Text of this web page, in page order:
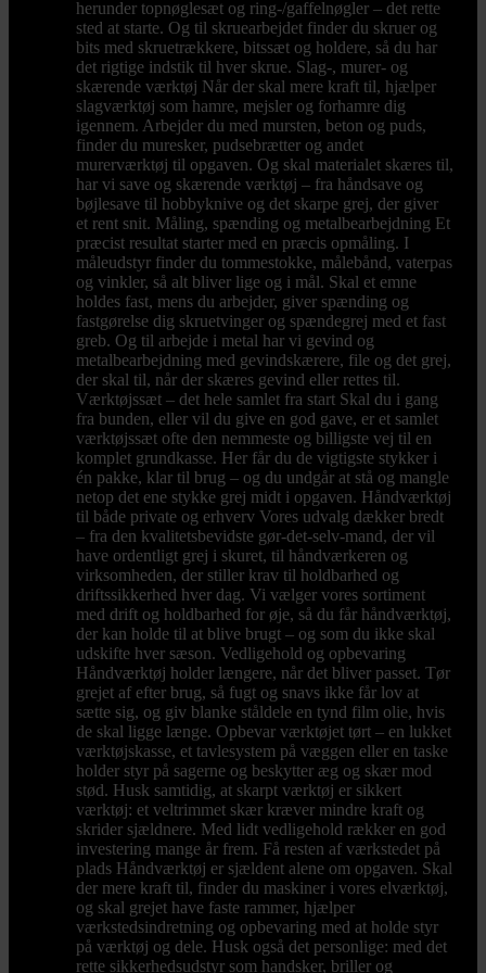
herunder topnøglesæt og ring-/gaffelnøgler – det rette
sted at starte. Og til skruearbejdet finder du skruer og
bits med skruetrækkere, bitssæt og holdere, så du har
det rigtige indstik til hver skrue. Slag-, murer- og
skærende værktøj Når der skal mere kraft til, hjælper
slagværktøj som hamre, mejsler og forhamre dig
igennem. Arbejder du med mursten, beton og puds,
finder du muresker, pudsebrætter og andet
murerværktøj til opgaven. Og skal materialet skæres til,
har vi save og skærende værktøj – fra håndsave og
bøjlesave til hobbyknive og det skarpe grej, der giver
et rent snit. Måling, spænding og metalbearbejdning Et
præcist resultat starter med en præcis opmåling. I
måleudstyr finder du tommestokke, målebånd, vaterpas
og vinkler, så alt bliver lige og i mål. Skal et emne
holdes fast, mens du arbejder, giver spænding og
fastgørelse dig skruetvinger og spændegrej med et fast
greb. Og til arbejde i metal har vi gevind og
metalbearbejdning med gevindskærere, file og det grej,
der skal til, når der skæres gevind eller rettes til.
Værktøjssæt – det hele samlet fra start Skal du i gang
fra bunden, eller vil du give en god gave, er et samlet
værktøjssæt ofte den nemmeste og billigste vej til en
komplet grundkasse. Her får du de vigtigste stykker i
én pakke, klar til brug – og du undgår at stå og mangle
netop det ene stykke grej midt i opgaven. Håndværktøj
til både private og erhverv Vores udvalg dækker bredt
– fra den kvalitetsbevidste gør-det-selv-mand, der vil
have ordentligt grej i skuret, til håndværkeren og
virksomheden, der stiller krav til holdbarhed og
driftssikkerhed hver dag. Vi vælger vores sortiment
med drift og holdbarhed for øje, så du får håndværktøj,
der kan holde til at blive brugt – og som du ikke skal
udskifte hver sæson. Vedligehold og opbevaring
Håndværktøj holder længere, når det bliver passet. Tør
grejet af efter brug, så fugt og snavs ikke får lov at
sætte sig, og giv blanke ståldele en tynd film olie, hvis
de skal ligge længe. Opbevar værktøjet tørt – en lukket
værktøjskasse, et tavlesystem på væggen eller en taske
holder styr på sagerne og beskytter æg og skær mod
stød. Husk samtidig, at skarpt værktøj er sikkert
værktøj: et veltrimmet skær kræver mindre kraft og
skrider sjældnere. Med lidt vedligehold rækker en god
investering mange år frem. Få resten af værkstedet på
plads Håndværktøj er sjældent alene om opgaven. Skal
der mere kraft til, finder du maskiner i vores elværktøj,
og skal grejet have faste rammer, hjælper
værkstedsindretning og opbevaring med at holde styr
på værktøj og dele. Husk også det personlige: med det
rette sikkerhedsudstyr som handsker, briller og